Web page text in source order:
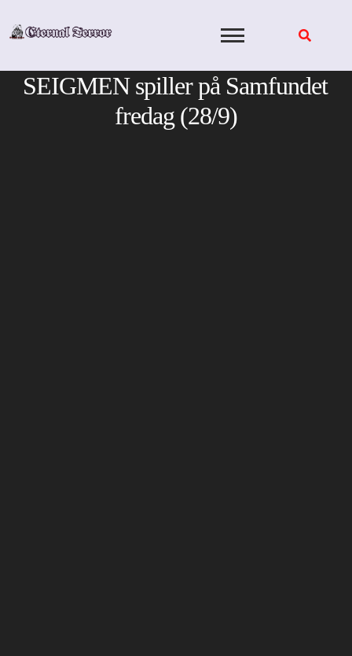
SEIGMEN spiller på Samfundet
fredag (28/9)